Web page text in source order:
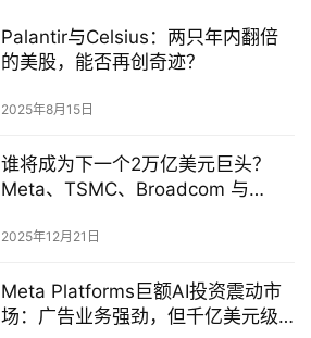
Palantir与Celsius：两只年内翻倍
的美股，能否再创奇迹？
2025年8月15日
谁将成为下一个2万亿美元巨头？
Meta、TSMC、Broadcom 与
2025年12月21日
Meta Platforms巨额AI投资震动市
场：广告业务强劲，但千亿美元级